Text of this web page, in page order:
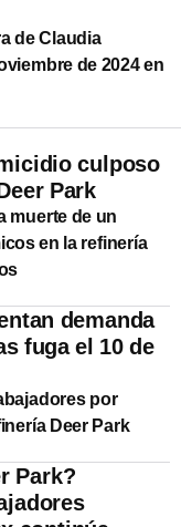
de Claudia
de 2024 en
culposo
Park
muerte de un
en la refinería
demanda
fuga el 10 de
por
Deer Park
Park?